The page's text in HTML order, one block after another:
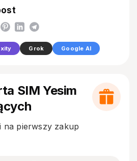
Grok Google AI
SIM Yesim
na pierwszy zakup